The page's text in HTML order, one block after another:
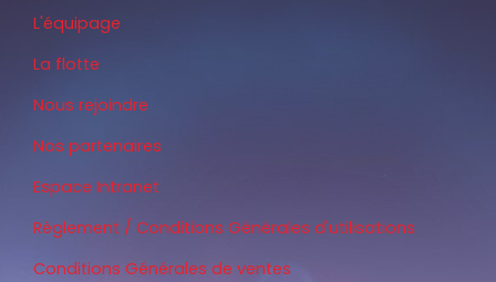
L'équipage
La flotte
Nous rejoindre
Nos partenaires
Espace Intranet
Règlement / Conditions Générales d'utilisations
Conditions Générales de ventes